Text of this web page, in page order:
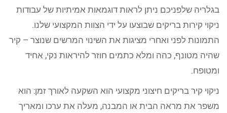
בגלריה שלפניכם ניתן לראות דוגמאות אמיתיות של עבודות
ניקוי קירות בריקים שבוצעו על ידי הצוות המקצועי שלנו.
התמונות לפני ואחרי מציגות את השינוי המרשים שנוצר – קיר
שהיה מטונף, כהה ומלא כתמים חוזר להיראות נקי, אחיד
ומטופח.
ניקוי קיר בריקים חיצוני מקצועי הוא השקעה לאורך זמן: הוא
משפר את מראה הבית או המבנה, מעלה את ערכו ומאריך